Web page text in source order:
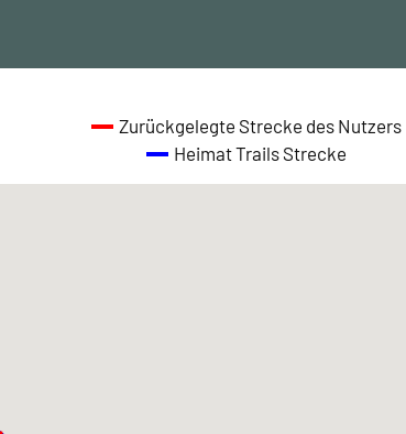
Zurückgelegte Strecke des Nutzers
Heimat Trails Strecke